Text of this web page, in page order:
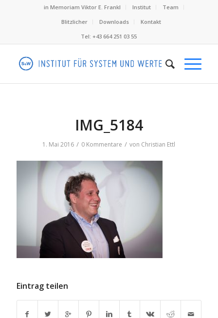
in Memoriam Viktor E. Frankl Institut
Team
Blitzlicher
Downloads
Kontakt
Tel: +43 664 251 03 55
IMG_5184
1. Mai 2016 / 0 Kommentare / von Christian Ettl
Eintrag teilen